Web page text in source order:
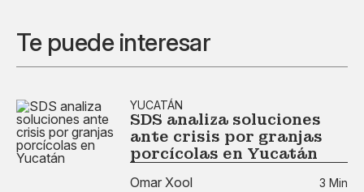
Te puede interesar
YUCATÁN
SDS analiza soluciones
ante crisis por granjas
porcícolas en Yucatán
Omar Xool 3 Min